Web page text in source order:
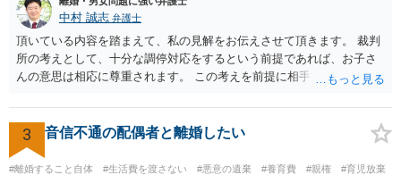
中村 誠志 弁護士
頂いている内容を踏まえて、私の見解をお伝えさせて頂きます。 裁判
所の考えとして、十分な調停対応をするという前提であれば、お子さ
んの意思は相応に尊重されます。 この考えを前提に相手方と対応され
ら、今後方法も含めて裁判所で話し合いたいと相手方に伝え、面会交
流調停を行われることをお勧めします。 他方、弁護士を就けることも
考えられるなら(ご心労を考えるとその方が良いかもしれません)、早め
にご相談を行かれる方が良いかもしれません(法テラスを利用されると
3 音信不通の配偶者と離婚したい
#離婚すること自体 #生活費を渡さない #悪意の遺棄 #養育費 #親権 #育児放棄